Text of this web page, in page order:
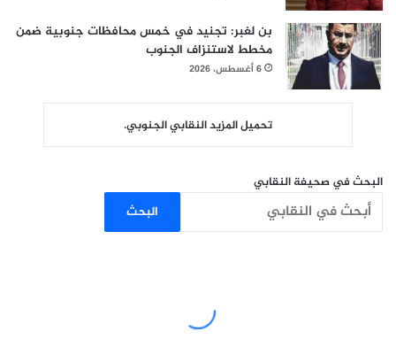
بن لغبر: تجنيد في خمس محافظات جنوبية ضمن
مخطط لاستنزاف الجنوب
6 أغسطس، 2026
تحميل المزيد النقابي الجنوبي.
البحث في صحيفة النقابي
البحث